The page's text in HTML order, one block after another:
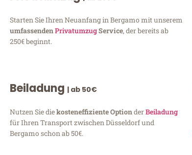
Starten Sie Ihren Neuanfang in Bergamo mit unserem
umfassendenPrivatumzugService, der bereits ab
250€ beginnt.
Beiladung | ab 50€
Nutzen Sie diekosteneffiziente OptionderBeiladung
für Ihren Transport zwischen Düsseldorf und
Bergamo schon ab 50€.